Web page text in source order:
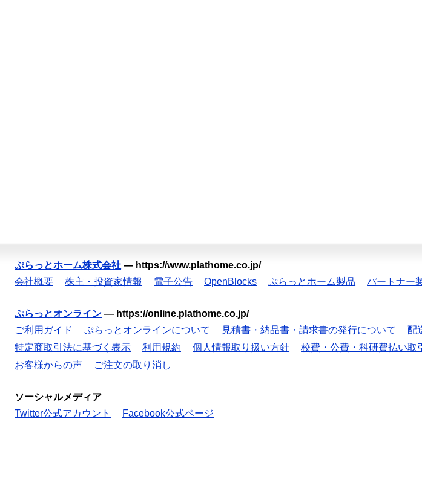
ぷらっとホーム株式会社 — https://www.plathome.co.jp/
会社概要
株主・投資家情報 電子公告 OpenBlocks ぷらっとホーム製品 パートナー
ぷらっとオンライン — https://online.plathome.co.jp/
ご利用ガイド
ぷらっとオンラインについて 見積書・納品書・請求書の発行について 配
特定商取引法に基づく表示
利用規約 個人情報取り扱い方針 校費・公費・科研費払い取
お客様からの声
ご注文の取り消し
ソーシャルメディア
Twitter公式アカウント
Facebook公式ページ